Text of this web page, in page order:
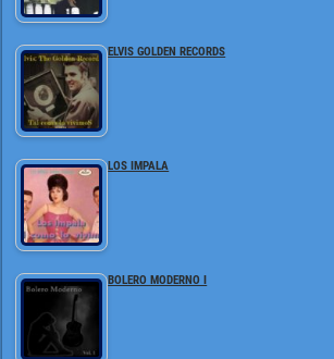
ELVIS GOLDEN RECORDS
LOS IMPALA
BOLERO MODERNO I